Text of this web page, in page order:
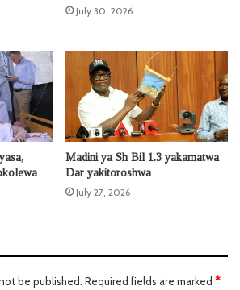
July 30, 2026
Madini ya Sh Bil 1.3 yakamatwa
Dar yakitoroshwa
July 27, 2026
be published. Required fields are marked *